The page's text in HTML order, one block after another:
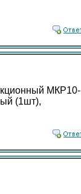
МКР10-
(1шт),